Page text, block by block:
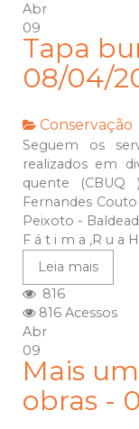
Abr
09
Tapa
08/04/
Conservação
Seguem os
realizados em
quente
Fernandes
Peixoto -
F á t i m a ,R u a
Leia mais
816
816 Acessos
Abr
09
Mais
obras -